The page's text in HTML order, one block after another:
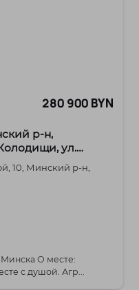
280 900 BYN
р-н,
ул.
10, Минский р-н,
О месте:
с душой. Агр...